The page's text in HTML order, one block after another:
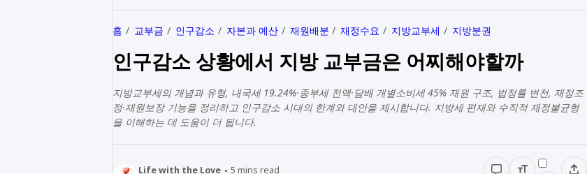
홈 교부금 인구감소 자본과 예산 재원배분 재정수요 지방교부세 지방분권
인구감소 상황에서 지방 교부금은 어찌해야할까
지방교부세의 개념과 유형, 내국세 19.24%·종부세 전액·담배 개별소비세 45% 재원 구조, 법정률 변천, 재정조
정·재원보장 기능을 정리하고 인구감소 시대의 한계와 대안을 제시합니다. 지방세 편재와 수직적 재정불균형
을 이해하는 데 도움이 더 됩니다.
Life with the Love 5 mins read